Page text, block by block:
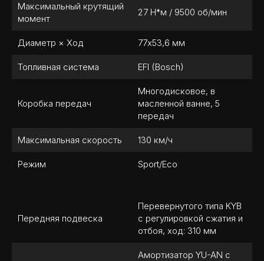
Максимальный крутящий
момент
27 Н*м / 9500 об/мин
Диаметр × Ход 77х53,6 мм
Топливная система EFI (Bosch)
Коробка передач
Многодисковое, в
масленной ванне, 5
передач
Максимальная скорость 130 км/ч
Режим Sport/Eco
Передняя подвеска
Перевернутого типа KYB
с регулировкой сжатия и
отбоя, ход: 310 мм
Амортизатор YU-AN с